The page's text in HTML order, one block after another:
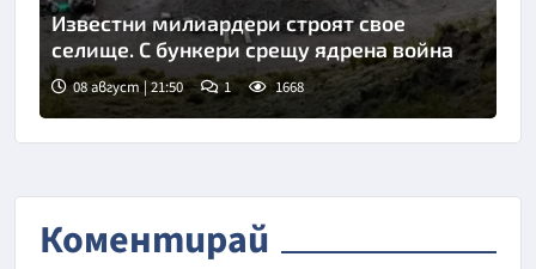
Известни милиардери строят свое
селище. С бункери срещу ядрена война
08 август | 21:50 1 1668
Коментирай